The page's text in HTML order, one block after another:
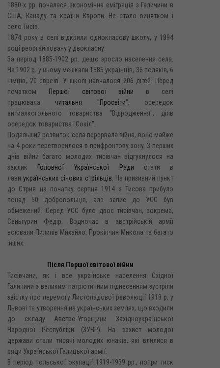
1880-х рр. почалася економічна еміграція з Галичини в
США, Канаду та країни Європи. Не стало винятком і
село Тисів.
1874 року в селі відкрили однокласову школу, у 1894
році реорганізовану у двокласну.
За період 1885-1902 pp. дещо зросло населення села.
На 1902 р. у ньому мешкали 1585 українців, 36 поляків, 6
німців, 20 євреїв. У школі навчалося 206 дітей. Перед
початком
Першої світової війни в селі
працювала читальня "Просвіти", осередок
антиалкогольного товариства "Відродження", діяв
осередок товариства "Сокіл".
Подальший розвиток села перервала війна, воно майже
на 4 роки перетворилося в прифронтову зону. З перших
днів війни багато молодих тисівчан відгукнулося на
заклик
Головної Української Ради стати в
лавиукраїнських січових стрільців . На призивний пункт
до Стрия на початку серпня 1914 з Тисова прибуло
понад 50 добровольців, але запис до УСС був
обмежений. Серед УСС було двоє тисівчан, зокрема,
Сеньгурин Федір. Водночас в австрійській армії
воювали Пилипів Михайло, Прокіпчин Микола та багато
інших.
Після Першої світової війни
Тисівчани, як і все українське населення Східної
Галичини з великим патріотичним піднесенням зустріли
звістку про перемогу Листопадової революції 1918 p. y
Львові та утворення на українських землях, що входили
до складу Австро-Угорщини Західноукраїнської
Народної Республіки (ЗУНР). На захист молодої
держави стали тисячі молодих юнаків, які влилися в
ряди Української Галицької армії.
В період польської окупації 1919-1939 pp., попри тиск